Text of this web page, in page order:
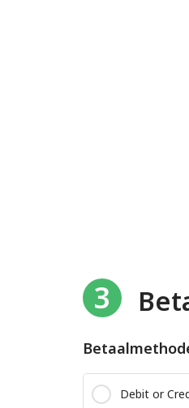
3
Debit or